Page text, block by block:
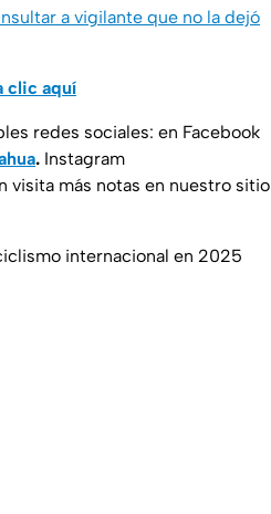
a vigilante que no la dejó
clic aquí
redes sociales: en Facebook
. Instagram
visita más notas en nuestro sitio
internacional en 2025